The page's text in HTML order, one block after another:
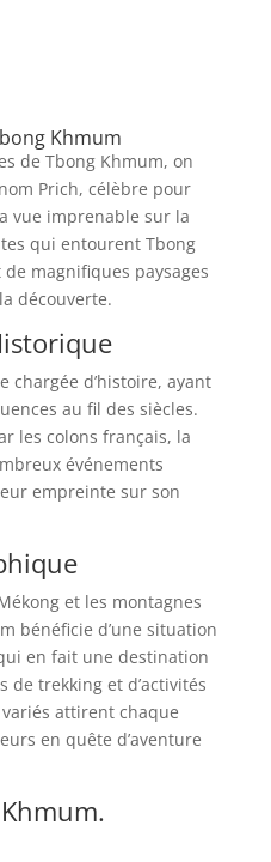
Khmum
de Tbong Khmum, on
Prich, célèbre pour
vue imprenable sur la
qui entourent Tbong
magnifiques paysages
découverte.
chargée d’histoire, ayant
au fil des siècles.
les colons français, la
événements
empreinte sur son
et les montagnes
bénéficie d’une situation
en fait une destination
de trekking et d’activités
attirent chaque
en quête d’aventure